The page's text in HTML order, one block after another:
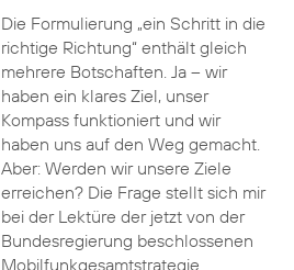
Die Formulierung „ein Schritt in die
richtige Richtung“ enthält gleich
mehrere Botschaften. Ja – wir
haben ein klares Ziel, unser
Kompass funktioniert und wir
haben uns auf den Weg gemacht.
Aber: Werden wir unsere Ziele
erreichen? Die Frage stellt sich mir
bei der Lektüre der jetzt von der
Bundesregierung beschlossenen
Mobilfunkgesamtstrategie.